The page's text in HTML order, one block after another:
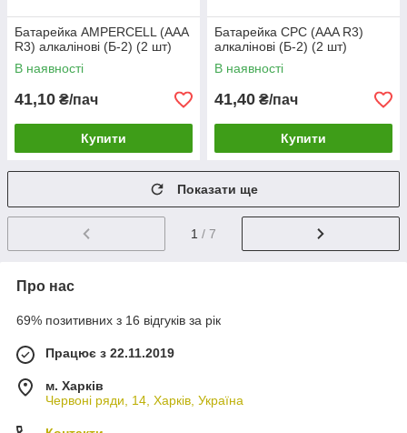
Батарейка AMPERCELL (ААA
R3) алкалінові (Б-2) (2 шт)
В наявності
41,10 ₴/пач
Купити
Батарейка CPC (ААA R3)
алкалінові (Б-2) (2 шт)
В наявності
41,40 ₴/пач
Купити
Показати ще
1 / 7
Про нас
69% позитивних з 16 відгуків за рік
Працює з 22.11.2019
м. Харків
Червоні ряди, 14, Харків, Україна